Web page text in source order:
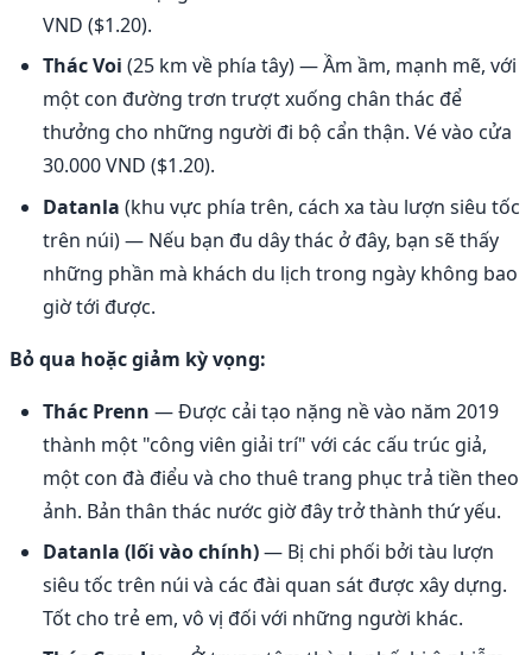
VND ($1.20).
Thác Voi (25 km về phía tây) — Ầm ầm, mạnh mẽ, với
một con đường trơn trượt xuống chân thác để
thưởng cho những người đi bộ cẩn thận. Vé vào cửa
30.000 VND ($1.20).
Datanla (khu vực phía trên, cách xa tàu lượn siêu tốc
trên núi) — Nếu bạn đu dây thác ở đây, bạn sẽ thấy
những phần mà khách du lịch trong ngày không bao
giờ tới được.
Bỏ qua hoặc giảm kỳ vọng:
Thác Prenn — Được cải tạo nặng nề vào năm 2019
thành một "công viên giải trí" với các cấu trúc giả,
một con đà điểu và cho thuê trang phục trả tiền theo
ảnh. Bản thân thác nước giờ đây trở thành thứ yếu.
Datanla (lối vào chính)— Bị chi phối bởi tàu lượn
siêu tốc trên núi và các đài quan sát được xây dựng.
Tốt cho trẻ em, vô vị đối với những người khác.